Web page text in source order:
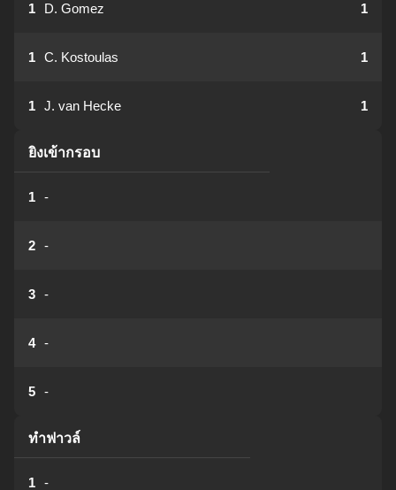
1 D. Gomez 1
1 C. Kostoulas 1
1 J. van Hecke 1
ยิงเข้ากรอบ
1 -
2 -
3 -
4 -
5 -
ทำฟาวล์
1 -